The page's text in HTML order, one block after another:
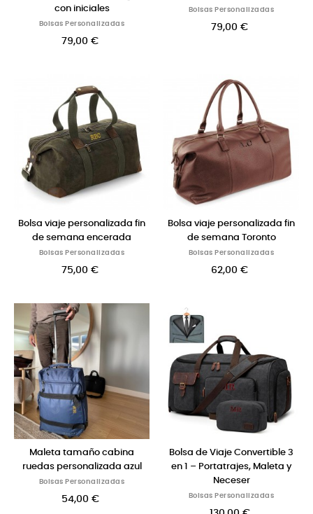
con iniciales
Bolsas Personalizadas
79,00 €
Bolsas Personalizadas
79,00 €
Bolsa viaje personalizada fin
de semana encerada
Bolsas Personalizadas
75,00 €
Bolsa viaje personalizada fin
de semana Toronto
Bolsas Personalizadas
62,00 €
Maleta tamaño cabina
ruedas personalizada azul
Bolsas Personalizadas
54,00 €
Bolsa de Viaje Convertible 3
en 1 – Portatrajes, Maleta y
Neceser
Bolsas Personalizadas